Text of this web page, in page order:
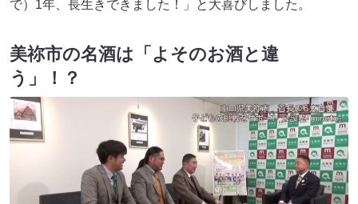
で）1年、長生きできました！」と大喜びしました。
美祢市の名酒は「よそのお酒と違
う」！？